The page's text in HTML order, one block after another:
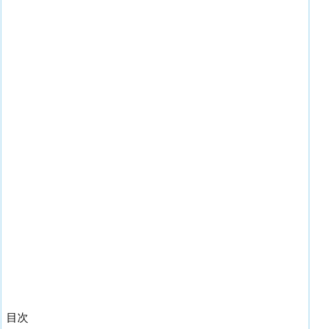
目次